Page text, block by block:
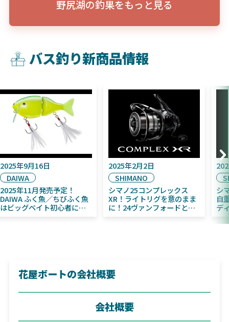
野尻湖の釣果をもっと見る
バス釣り新商品情報
2025年9月16日
DAIWA
2025年11月発売予定！
DAIWA ふく魚／ちびふく魚
はビッグベイト初心者にお
2025年2月2日
SHIMANO
シマノ25コンプレックス
XR！ライトリグを意のまま
に！24ヴァンフォードとの
花屋ボートの会社概要
会社概要